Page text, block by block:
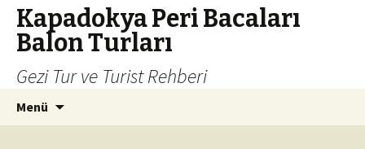
Kapadokya Peri Bacaları
Balon Turları
Gezi Tur ve Turist Rehberi
Menü